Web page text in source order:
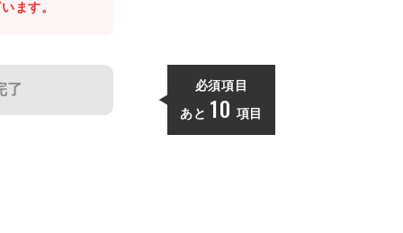
ます。
了 必須項目
あと 10 項目